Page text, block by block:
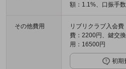
額：1.1%、口振手
その他費用
リブリクラブ入会
費：2200円、鍵交
用：16500円
初期